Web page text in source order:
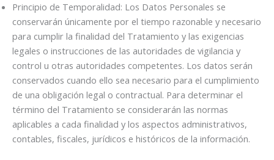
Principio de Temporalidad: Los Datos Personales se
conservarán únicamente por el tiempo razonable y necesario
para cumplir la finalidad del Tratamiento y las exigencias
legales o instrucciones de las autoridades de vigilancia y
control u otras autoridades competentes. Los datos serán
conservados cuando ello sea necesario para el cumplimiento
de una obligación legal o contractual. Para determinar el
término del Tratamiento se considerarán las normas
aplicables a cada finalidad y los aspectos administrativos,
contables, fiscales, jurídicos e históricos de la información.